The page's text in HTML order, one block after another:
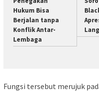
Hukum Bisa
Berjalan tanpa
Konflik Antar-
Lembaga
Fungsi tersebut merujuk